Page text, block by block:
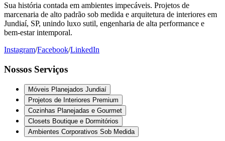
Sua história contada em ambientes impecáveis. Projetos de
marcenaria de alto padrão sob medida e arquitetura de interiores em
Jundiaí, SP, unindo luxo sutil, engenharia de alta performance e
bem-estar intemporal.
Instagram/Facebook/LinkedIn
Nossos Serviços
Móveis Planejados Jundiaí
Projetos de Interiores Premium
Cozinhas Planejadas e Gourmet
Closets Boutique e Dormitórios
Ambientes Corporativos Sob Medida